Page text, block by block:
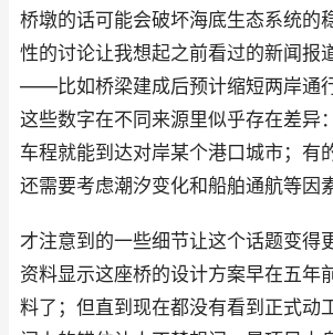
桥墩的话可能会破坏海底生态系统的
性的讨论让我想起之前看过的新闻报
——比如桥梁建成后预计缩短两岸通
这些数字在不同来源里似乎存在差异
车程就能到达对岸某个港口城市；有
还需要考虑潮汐变化和船舶通航等因素
才注意到的一些细节让这个话题变得
资料显示这座桥的设计方案早在五年
料了；但直到现在都没有看到正式动